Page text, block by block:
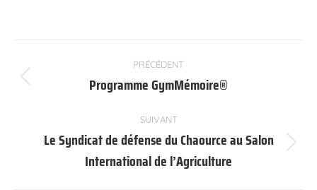
article
PRÉCÉDENT
Article
:
Programme GymMémoire®
SUIVANT
Article
suivant
Le Syndicat de défense du Chaource au Salon
International de l’Agriculture